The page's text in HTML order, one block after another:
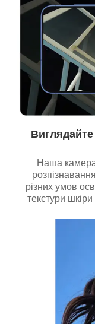
Наша
різних умов
текстури